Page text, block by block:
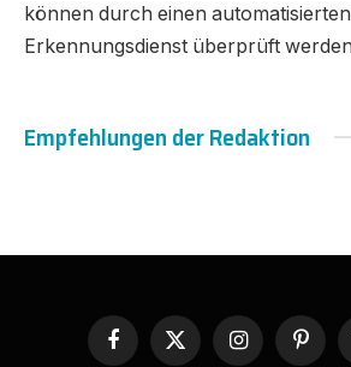
können durch einen
Erkennungsdienst überprüft
Empfehlungen der Redaktion
Facebook
X
Instagram